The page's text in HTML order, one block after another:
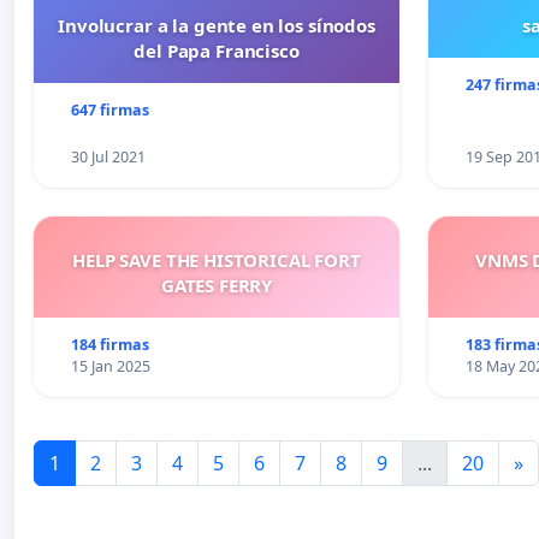
Involucrar a la gente en los sínodos
del Papa Francisco
647 firmas
30 Jul 2021
247
19 Sep
HELP SAVE THE HISTORICAL FORT
GATES FERRY
184 firmas
15 Jan 2025
VNMS
183
18 May
1 2 3 4 5 6 7 8 9 ... 20 »